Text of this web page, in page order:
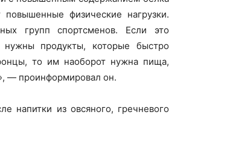
физические нагрузки.
групп спортсменов. Если это
продукты, которые быстро
то им наоборот нужна пища,
— проинформировал он.
напитки из овсяного, гречневого